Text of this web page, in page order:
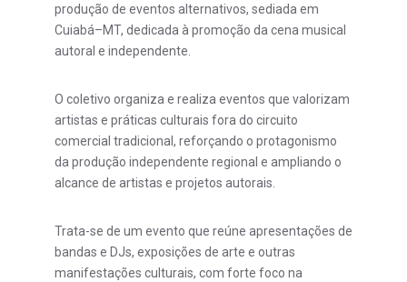
produção de eventos alternativos, sediada em
Cuiabá–MT, dedicada à promoção da cena musical
autoral e independente.
O coletivo organiza e realiza eventos que valorizam
artistas e práticas culturais fora do circuito
comercial tradicional, reforçando o protagonismo
da produção independente regional e ampliando o
alcance de artistas e projetos autorais.
Trata-se de um evento que reúne apresentações de
bandas e DJs, exposições de arte e outras
manifestações culturais, com forte foco na